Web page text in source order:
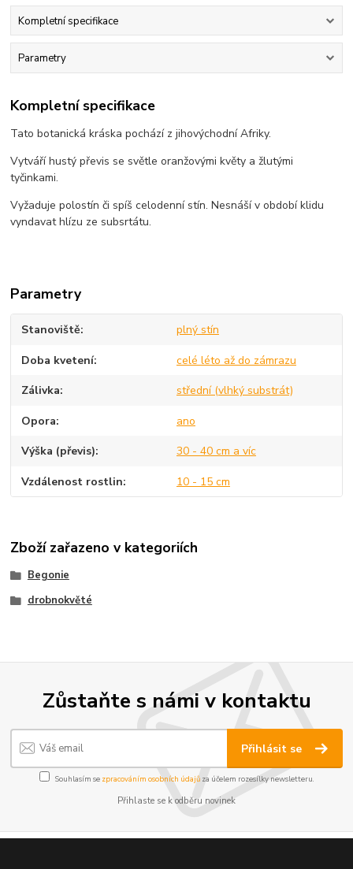
Kompletní specifikace
Parametry
Kompletní specifikace
Tato botanická kráska pochází z jihovýchodní Afriky.
Vytváří hustý převis se světle oranžovými květy a žlutými
tyčinkami.
Vyžaduje polostín či spíš celodenní stín. Nesnáší v období klidu
vyndavat hlízu ze subsrtátu.
Parametry
Stanoviště plný stín
Doba kvetení celé léto až do zámrazu
Zálivka střední (vlhký substrát)
Opora ano
Výška (převis) 30 - 40 cm a víc
Vzdálenost rostlin 10 - 15 cm
Zboží zařazeno v kategoriích
Begonie
drobnokvěté
Zůstaňte s námi v kontaktu
Přihlásit se
Souhlasím se zpracováním osobních údajůza účelem rozesílky newsletteru.
Přihlaste se k odběru novinek